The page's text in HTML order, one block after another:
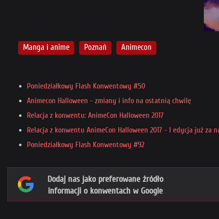
Manga i anime Poznań Animecon
Poniedziałkowy Flash Konwentowy #50
Animecon Halloween - zmiany i info na ostatnią chwilę
Relacja z konwentu: AnimeCon Halloween 2017
Relacja z konwentu AnimeCon Halloween 2017 - I edycja już za
Poniedziałkowy Flash Konwentowy #92
Dodaj nas jako preferowane źródło
informacji o konwentach w Google